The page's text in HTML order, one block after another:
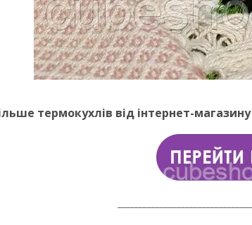
термокухлів від інтернет-магазину